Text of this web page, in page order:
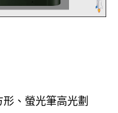
、螢光筆高光劃